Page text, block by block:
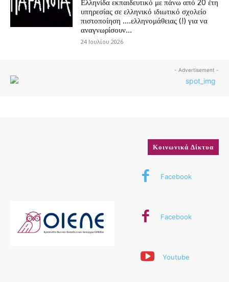
Ελληνίδα εκπαιδευτικό με πάνω από 20 έτη
υπηρεσίας σε ελληνικό ιδιωτικό σχολείο
πιστοποίηση ….ελληνομάθειας (!) για να
αναγνωρίσουν...
24 Ιουλίου 2026
- Advertisement -
Κοινωνικά Δίκτυα
Facebook
Facebook
Youtube